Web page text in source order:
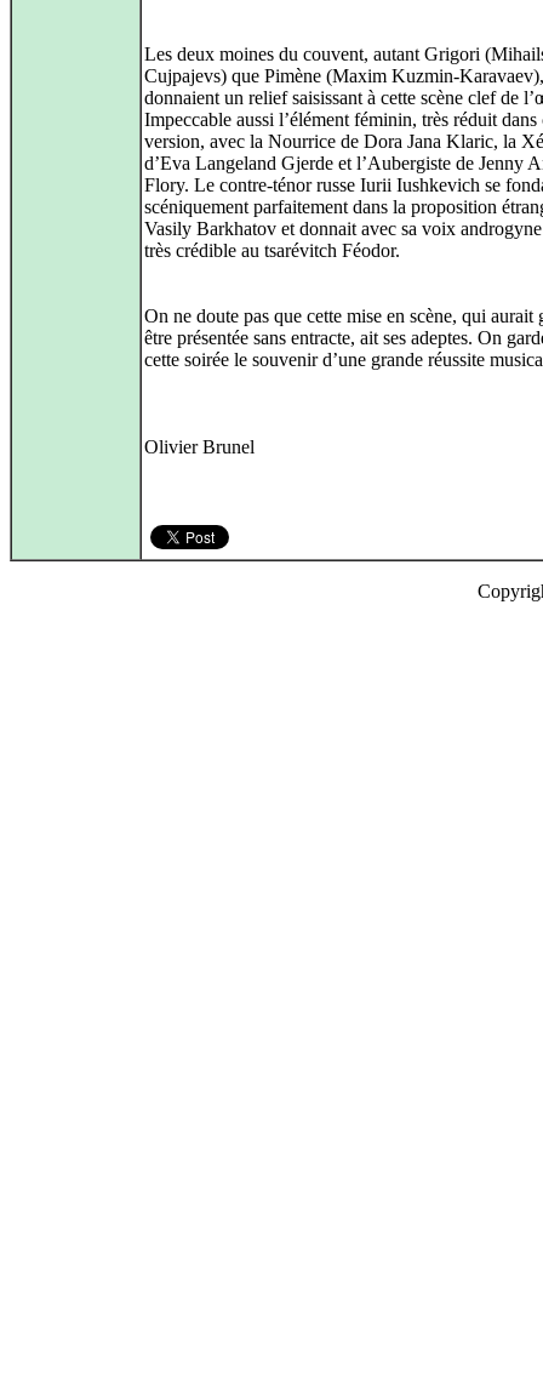
Les deux moines du couvent, autant Grigori
Cujpajevs) que Pimène (Maxim Kuzmin-Karavaev),
donnaient un relief saisissant à cette scène clef de
Impeccable aussi l’élément féminin, très réduit dans
version, avec la Nourrice de Dora Jana Klaric, la
d’Eva Langeland Gjerde et l’Aubergiste de Jenny
Flory. Le contre‑ténor russe Iurii Iushkevich se
scéniquement parfaitement dans la proposition
Vasily Barkhatov et donnait avec sa voix
très crédible au tsarévitch Féodor.
On ne doute pas que cette mise en scène, qui aurait
être présentée sans entracte, ait ses adeptes. On
cette soirée le souvenir d’une grande réussite
Olivier Brunel